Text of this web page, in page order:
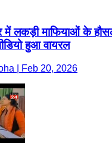
में लकड़ी माफियाओं के
हुआ वायरल
| Feb 20, 2026